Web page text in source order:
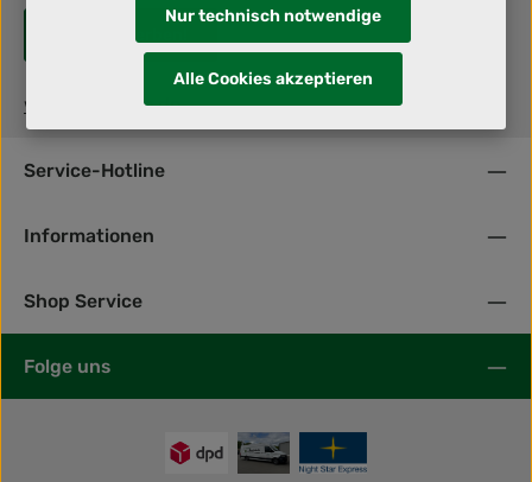
www.lvdkrone.de
Service-Hotline
Informationen
Shop Service
Folge uns
Nur technisch notwendige
Alle Cookies akzeptieren